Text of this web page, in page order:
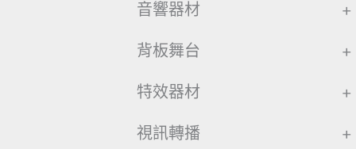
音響器材 +
背板舞台 +
特效器材 +
視訊轉播 +